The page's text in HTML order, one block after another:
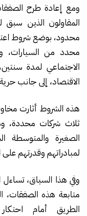
ومع إعادة طرح
المقاولون الذين
محدود، بوضع شروط
محدد من السيارات،
الاجتماعي لمدة
الاقتصاد، إلى جانب حرية
هذه الشروط أثارت
ثلاث شركات محددة،
الصغيرة والمتوسطة
لمبادراتهم وقدرتهم
وفي هذا السياق،
متابعة هذه الصفقات،
الطريق أمام